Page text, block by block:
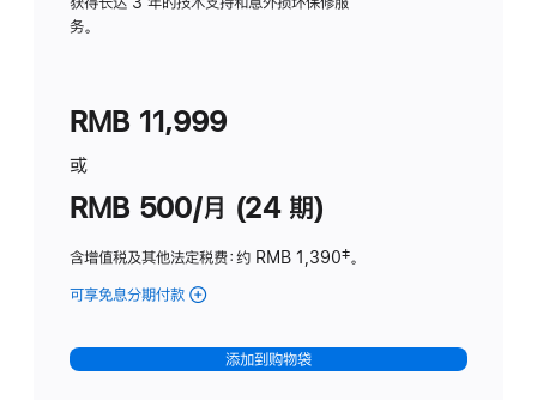
务。
RMB 11,999
或
RMB 500/月 (24 期)
含增值税及其他法定税费：约 RMB 1,390脚
‡。
可享免息分期付款 (Studio
-
标
添加到购物袋